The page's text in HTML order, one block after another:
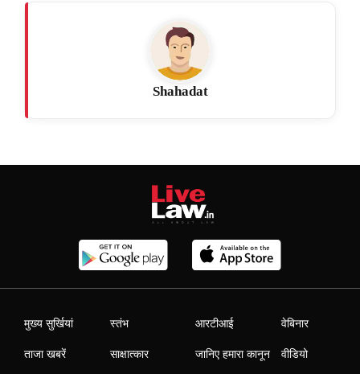
Shahadat
मुख्य सुर्खियां
ताजा खबरें
स्तंभ
साक्षात्कार
आरटीआई
जानिए हमारा कानून
वेबिनार
वीडियो